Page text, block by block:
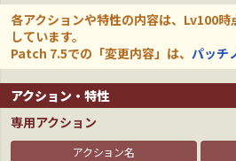
各アクションや特性の内容は、Lv100
しています。
Patch 7.5での「変更内容」は、 パッチ
アクション・特性
専用アクション
アクション名